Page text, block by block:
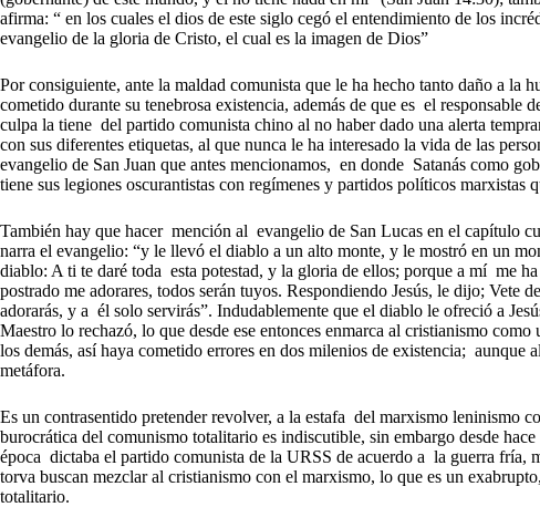
afirma: “ en los cuales el dios de este siglo cegó el entendimiento de los
evangelio de la gloria de Cristo, el cual es la imagen de Dios”
Por consiguiente, ante la maldad comunista que le ha hecho tanto daño a la
cometido durante su tenebrosa existencia, además de que es el
culpa la tiene del partido comunista chino al no haber dado una alerta
con sus diferentes etiquetas, al que nunca le ha interesado la vida de las
evangelio de San Juan que antes mencionamos, en donde Satanás como
tiene sus legiones oscurantistas con regímenes y partidos políticos marxistas
También hay que hacer mención al evangelio de San Lucas en el capítulo
narra el evangelio: “y le llevó el diablo a un alto monte, y le mostró en un
diablo: A ti te daré toda esta potestad, y la gloria de ellos; porque a mí me
postrado me adorares, todos serán tuyos. Respondiendo Jesús, le dijo; Vete
adorarás, y a él solo servirás”. Indudablemente que el diablo le ofreció a
Maestro lo rechazó, lo que desde ese entonces enmarca al cristianismo
los demás, así haya cometido errores en dos milenios de existencia; aunque
metáfora.
Es un contrasentido pretender revolver, a la estafa del marxismo leninismo
burocrática del comunismo totalitario es indiscutible, sin embargo desde
época dictaba el partido comunista de la URSS de acuerdo a la guerra fría,
torva buscan mezclar al cristianismo con el marxismo, lo que es un
totalitario.